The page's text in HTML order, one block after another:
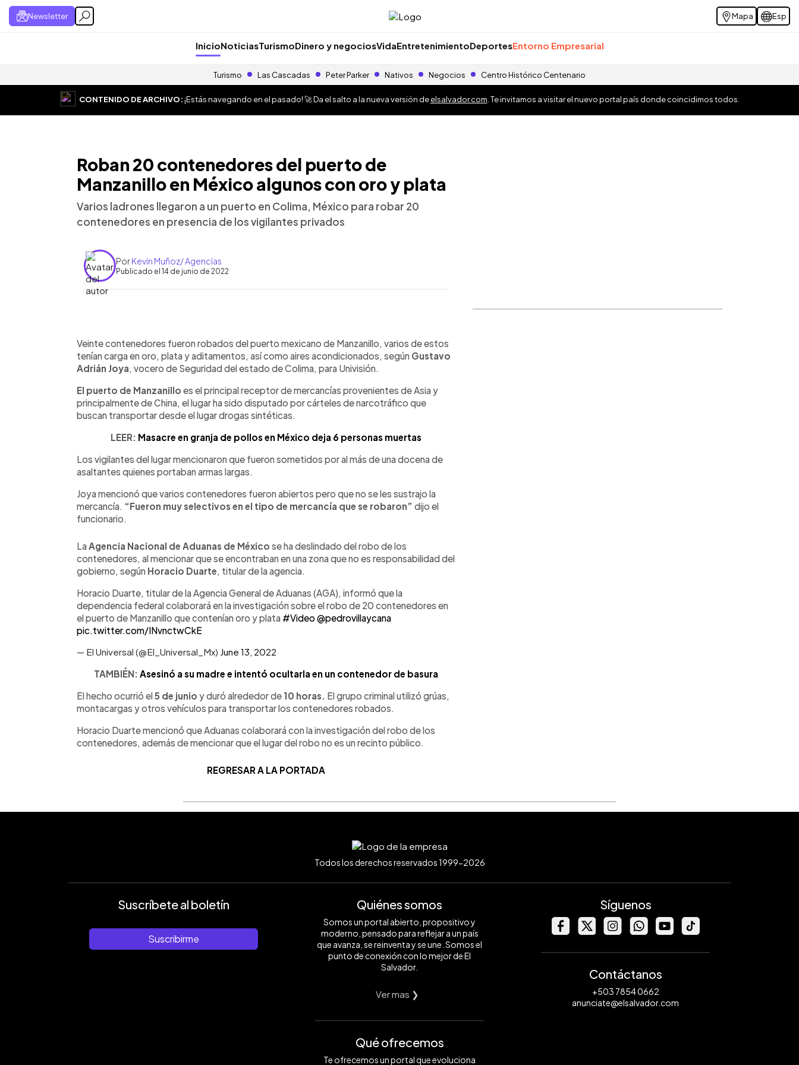
Newsletter Mapa Esp
InicioNoticiasTurismoDinero y negociosVidaEntretenimientoDeportesEntorno Empresarial
Turismo Las Cascadas Peter Parker Nativos Negocios Centro Histórico Centenario
CONTENIDO DE ARCHIVO:¡Estás navegando en el pasado! 🚀 Da el salto a la nueva versión deelsalvador.com . Te invitamos a visitar el nuevo portal país donde coincidimos todos.
Roban 20 contenedores del puerto de
Manzanillo en México algunos con oro y plata
Varios ladrones llegaron a un puerto en Colima, México para robar 20
contenedores en presencia de los vigilantes privados
PorKevin Muñoz/ Agencias
Publicado el 14 de junio de 2022
► Escuchar artículo
Veinte contenedores fueron robados del puerto mexicano de Manzanillo, varios de estos
tenían carga en oro, plata y aditamentos, así como aires acondicionados, según Gustavo
Adrián Joya, vocero de Seguridad del estado de Colima, para Univisión.
El puerto de Manzanillo es el principal receptor de mercancías provenientes de Asia y
principalmente de China, el lugar ha sido disputado por cárteles de narcotráfico que
buscan transportar desde el lugar drogas sintéticas.
LEER: Masacre en granja de pollos en México deja 6 personas muertas
Los vigilantes del lugar mencionaron que fueron sometidos por al más de una docena de
asaltantes quienes portaban armas largas.
Joya mencionó que varios contenedores fueron abiertos pero que no se les sustrajo la
mercancía. “Fueron muy selectivos en el tipo de mercancía que se robaron” dijo el
funcionario.
LaAgencia Nacional de Aduanas de México se ha deslindado del robo de los
contenedores, al mencionar que se encontraban en una zona que no es responsabilidad del
gobierno, según Horacio Duarte, titular de la agencia.
Horacio Duarte, titular de la Agencia General de Aduanas (AGA), informó que la
dependencia federal colaborará en la investigación sobre el robo de 20 contenedores en
el puerto de Manzanillo que contenían oro y plata #Video@pedrovillaycana
pic.twitter.com/INvnctwCkE
— El Universal (@El_Universal_Mx) June 13, 2022
TAMBIÉN: Asesinó a su madre e intentó ocultarla en un contenedor de basura
El hecho ocurrió el5 de junio y duró alrededor de 10 horas. El grupo criminal utilizó grúas,
montacargas y otros vehículos para transportar los contenedores robados.
Horacio Duarte mencionó que Aduanas colaborará con la investigación del robo de los
contenedores, además de mencionar que el lugar del robo no es un recinto público.
REGRESAR A LA PORTADA
Todos los derechos reservados 1999-2026
Suscríbete al boletín
Suscribirme
Quiénes somos
Somos un portal abierto, propositivo y
moderno, pensado para reflejar a un país
que avanza, se reinventa y se une. Somos el
punto de conexión con lo mejor de El
Salvador.
Ver mas ❯
Qué ofrecemos
Te ofrecemos un portal que evoluciona
Síguenos
Contáctanos
+503 7854 0662
anunciate@elsalvador.com